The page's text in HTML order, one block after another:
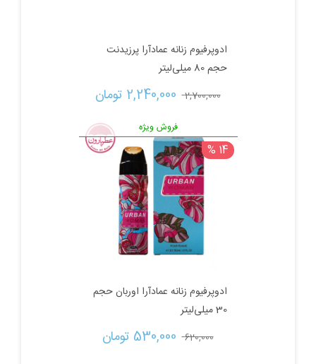
ادوپرفیوم زنانه عمادآرا پرزیدنت
حجم 80 میلی‌لیتر
2,700,000 قیمت
اصلی:
2,700,000 تومان
بود.
2,240,000 تومان
فعلی:
2,240,000 تومان.
فروش ویژه
14 %
ادوپرفیوم زنانه عمادآرا اوربان حجم
30 میلی‌لیتر
620,000 قیمت
530,000 تومان